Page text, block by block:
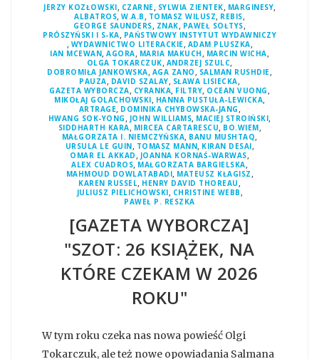
JERZY KOZŁOWSKI, CZARNE, SYLWIA ZIENTEK, MARGINESY,
ALBATROS,W.A.B , TOMASZ WILUSZ, REBIS,
GEORGE SAUNDERS, ZNAK, PAWEŁ SOŁTYS,
PRÓSZYŃSKI I S-KA, PAŃSTWOWY INSTYTUT WYDAWNICZY
, WYDAWNICTWO LITERACKIE, ADAM PLUSZKA,
IAN MCEWAN,AGORA, MARIA MAKUCH , MARCIN WICHA,
OLGA TOKARCZUK, ANDRZEJ SZULC,
DOBROMIŁA JANKOWSKA, AGA ZANO , SALMAN RUSHDIE,
PAUZA, DAVID SZALAY, SŁAWA LISIECKA,
GAZETA WYBORCZA, CYRANKA, FILTRY, OCEAN VUONG ,
MIKOŁAJ GOLACHOWSKI, HANNA PUSTUŁA-LEWICKA,
ARTRAGE, DOMINIKA CHYBOWSKA-JANG ,
HWANG SOK-YONG , JOHN WILLIAMS, MACIEJ STROIŃSKI,
SIDDHARTH KARA, MIRCEA CARTARESCU, BO.WIEM,
MAŁGORZATA I. NIEMCZYŃSKA, BANU MUSHTAQ,
URSULA LE GUIN, TOMASZ MANN, KIRAN DESAI,
OMAR EL AKKAD , JOANNA KORNAŚ-WARWAS,
ALEX CUADROS, MAŁGORZATA BARGIELSKA,
MAHMOUD DOWLATABADI, MATEUSZ KŁAGISZ ,
KAREN RUSSEL, HENRY DAVID THOREAU ,
JULIUSZ PIELICHOWSKI, CHRISTINE WEBB ,
PAWEŁ P. RESZKA
[GAZETA WYBORCZA]
"SZOT: 26 KSIĄŻEK, NA
KTÓRE CZEKAM W 2026
ROKU"
W tym roku czeka nas nowa powieść Olgi
Tokarczuk, ale też nowe opowiadania Salmana